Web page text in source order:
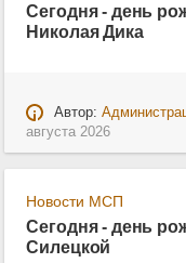
Сегодня - день
Николая Дика
Автор:
августа 2026
Новости МСП
Сегодня - день
Силецкой